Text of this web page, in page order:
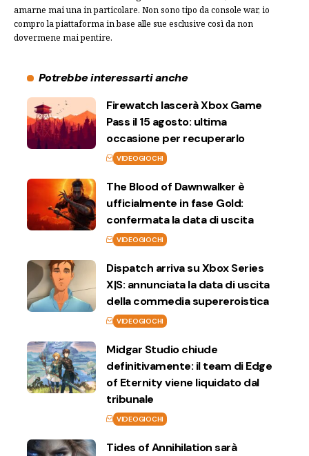
amarne mai una in particolare. Non sono tipo da console war, io
compro la piattaforma in base alle sue esclusive così da non
dovermene mai pentire.
Potrebbe interessarti anche
Firewatch lascerà Xbox Game
Pass il 15 agosto: ultima
occasione per recuperarlo
VIDEOGIOCHI
The Blood of Dawnwalker è
ufficialmente in fase Gold:
confermata la data di uscita
VIDEOGIOCHI
Dispatch arriva su Xbox Series
X|S: annunciata la data di uscita
della commedia supereroistica
VIDEOGIOCHI
Midgar Studio chiude
definitivamente: il team di Edge
of Eternity viene liquidato dal
tribunale
VIDEOGIOCHI
Tides of Annihilation sarà